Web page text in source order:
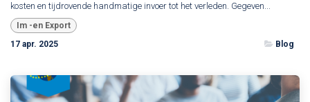
kosten en tijdrovende handmatige invoer tot het verleden. Gegeven...
Im -en Export
17 apr. 2025
Blog